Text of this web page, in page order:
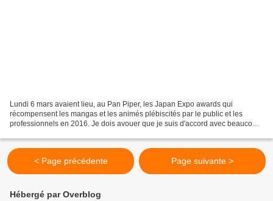
Lundi 6 mars avaient lieu, au Pan Piper, les Japan Expo awards qui
récompensent les mangas et les animés plébiscités par le public et les
professionnels en 2016. Je dois avouer que je suis d'accord avec beaucoup
< Page précédente Page suivante >
Hébergé par Overblog